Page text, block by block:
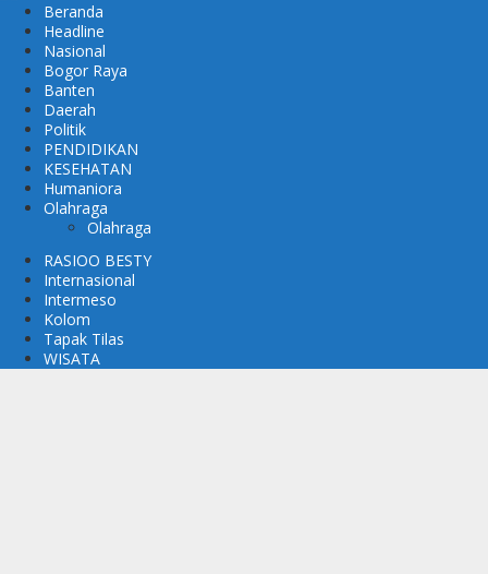
Beranda
Headline
Nasional
Bogor Raya
Banten
Daerah
Politik
PENDIDIKAN
KESEHATAN
Humaniora
Olahraga
Olahraga
RASIOO BESTY
Internasional
Intermeso
Kolom
Tapak Tilas
WISATA